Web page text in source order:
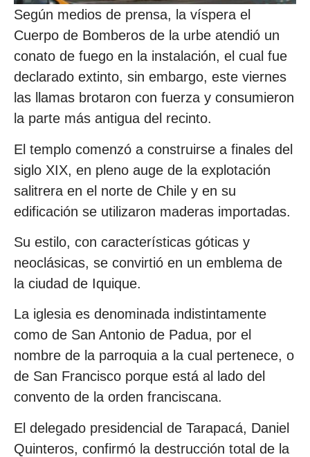
Según medios de prensa, la víspera el
Cuerpo de Bomberos de la urbe atendió un
conato de fuego en la instalación, el cual fue
declarado extinto, sin embargo, este viernes
las llamas brotaron con fuerza y consumieron
la parte más antigua del recinto.
El templo comenzó a construirse a finales del
siglo XIX, en pleno auge de la explotación
salitrera en el norte de Chile y en su
edificación se utilizaron maderas importadas.
Su estilo, con características góticas y
neoclásicas, se convirtió en un emblema de
la ciudad de Iquique.
La iglesia es denominada indistintamente
como de San Antonio de Padua, por el
nombre de la parroquia a la cual pertenece, o
de San Francisco porque está al lado del
convento de la orden franciscana.
El delegado presidencial de Tarapacá, Daniel
Quinteros, confirmó la destrucción total de la